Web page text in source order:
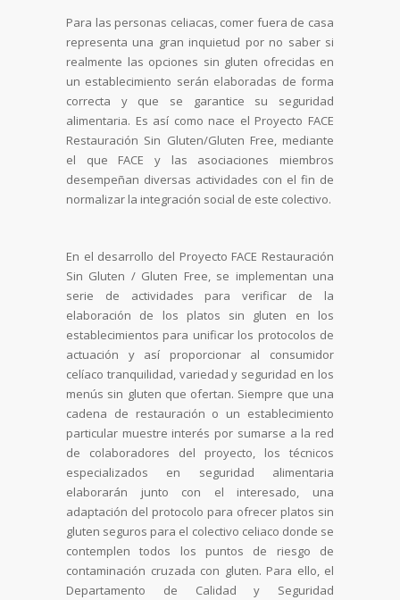
Para las personas celiacas, comer fuera de casa
representa una gran inquietud por no saber si
realmente las opciones sin gluten ofrecidas en
un establecimiento serán elaboradas de forma
correcta y que se garantice su seguridad
alimentaria. Es así como nace el Proyecto FACE
Restauración Sin Gluten/Gluten Free, mediante
el que FACE y las asociaciones miembros
desempeñan diversas actividades con el fin de
normalizar la integración social de este colectivo.
En el desarrollo del Proyecto FACE Restauración
Sin Gluten / Gluten Free, se implementan una
serie de actividades para verificar de la
elaboración de los platos sin gluten en los
establecimientos para unificar los protocolos de
actuación y así proporcionar al consumidor
celíaco tranquilidad, variedad y seguridad en los
menús sin gluten que ofertan. Siempre que una
cadena de restauración o un establecimiento
particular muestre interés por sumarse a la red
de colaboradores del proyecto, los técnicos
especializados en seguridad alimentaria
elaborarán junto con el interesado, una
adaptación del protocolo para ofrecer platos sin
gluten seguros para el colectivo celiaco donde se
contemplen todos los puntos de riesgo de
contaminación cruzada con gluten. Para ello, el
Departamento de Calidad y Seguridad